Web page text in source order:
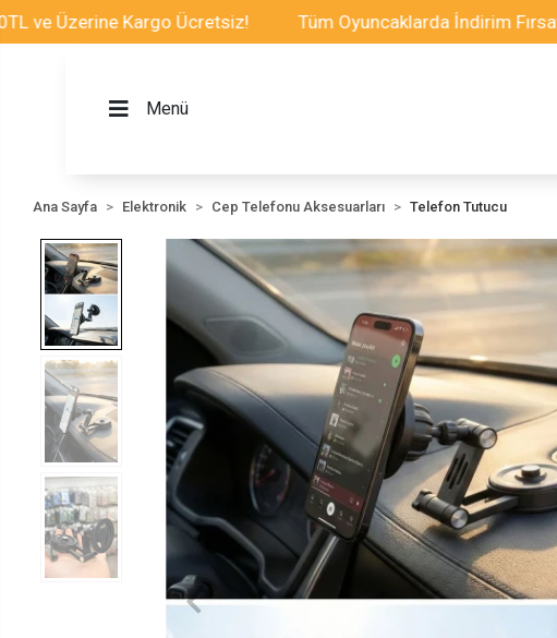
Kargo Ücretsiz! Tüm Oyuncaklarda İndirim Fırsatı
Menü
Ana Sayfa Elektronik Cep Telefonu Aksesuarları Telefon Tutucu